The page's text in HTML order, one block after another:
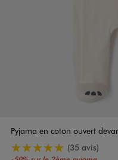
Pyjama en coton ouvert
5/5 de moyenne(35 avis)